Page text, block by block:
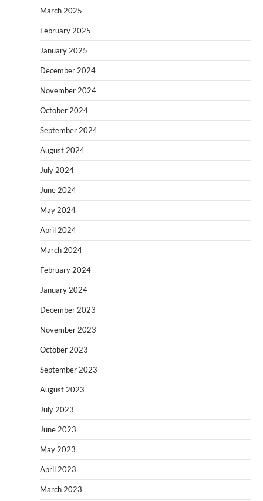
March 2025
February 2025
January 2025
December 2024
November 2024
October 2024
September 2024
August 2024
July 2024
June 2024
May 2024
April 2024
March 2024
February 2024
January 2024
December 2023
November 2023
October 2023
September 2023
August 2023
July 2023
June 2023
May 2023
April 2023
March 2023